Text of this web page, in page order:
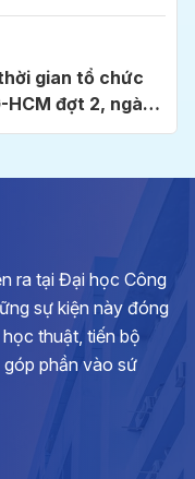
gian tổ chức
HCM đợt 2, ngày
học Công
luận về bảo vệ
thứ 6, năm 2026
TP.HCM
hình ảnh, tư
70 năm Ngày
ra tại Đại học Công
sự kiện này đóng
thuật, tiến bộ
phần vào sứ